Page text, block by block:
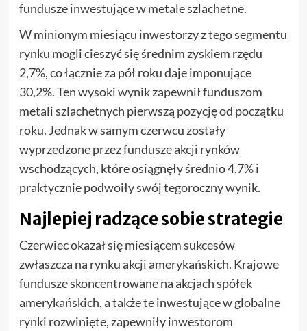
fundusze inwestujące w metale szlachetne.
W minionym miesiącu inwestorzy z tego segmentu
rynku mogli cieszyć się średnim zyskiem rzędu
2,7%, co łącznie za pół roku daje imponujące
30,2%. Ten wysoki wynik zapewnił funduszom
metali szlachetnych pierwszą pozycję od początku
roku. Jednak w samym czerwcu zostały
wyprzedzone przez fundusze akcji rynków
wschodzących, które osiągnęły średnio 4,7% i
praktycznie podwoiły swój tegoroczny wynik.
Najlepiej radzące sobie strategie
Czerwiec okazał się miesiącem sukcesów
zwłaszcza na rynku akcji amerykańskich. Krajowe
fundusze skoncentrowane na akcjach spółek
amerykańskich, a także te inwestujące w globalne
rynki rozwinięte, zapewniły inwestorom